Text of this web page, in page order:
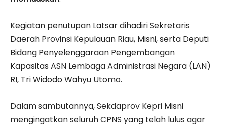
Kegiatan penutupan Latsar dihadiri Sekretaris
Daerah Provinsi Kepulauan Riau, Misni, serta Deputi
Bidang Penyelenggaraan Pengembangan
Kapasitas ASN Lembaga Administrasi Negara (LAN)
RI, Tri Widodo Wahyu Utomo.
Dalam sambutannya, Sekdaprov Kepri Misni
mengingatkan seluruh CPNS yang telah lulus agar